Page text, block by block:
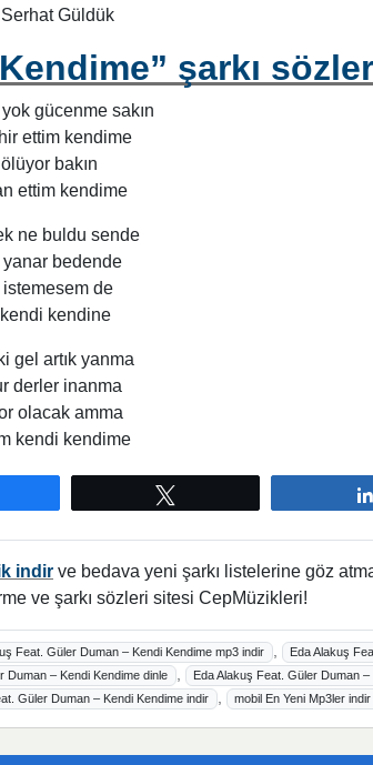
Güldük
şarkı
gücenme sakın
ettim kendime
bakın
ettim kendime
ne buldu sende
bedende
istemesem de
kendine
gel artık yanma
derler inanma
olacak amma
kendi kendime
indir ve bedava yeni şarkı listelerine göz
ve şarkı sözleri sitesi CepMüzikleri!
Feat. Güler Duman – Kendi Kendime mp3 indir , Eda Alakuş
Duman – Kendi Kendime dinle , Eda Alakuş Feat. Güler Duman
Güler Duman – Kendi Kendime indir , mobil En Yeni Mp3ler indir